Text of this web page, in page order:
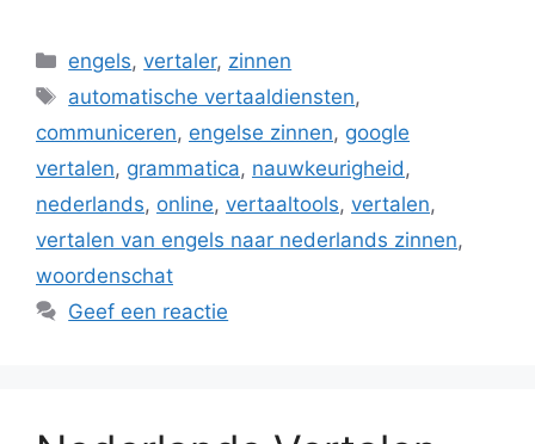
Categorieën
engels,vertaler, zinnen
Tags
automatische vertaaldiensten,
communiceren, engelse zinnen, google
vertalen, grammatica, nauwkeurigheid ,
nederlands, online, vertaaltools, vertalen,
vertalen van engels naar nederlands zinnen,
woordenschat
Geef een reactie